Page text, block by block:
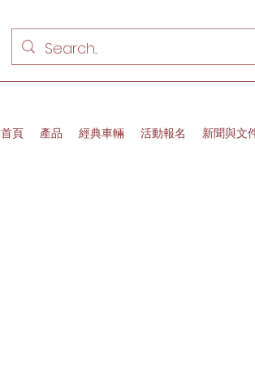
首頁 產品 經典車輛 活動報名 新聞與文